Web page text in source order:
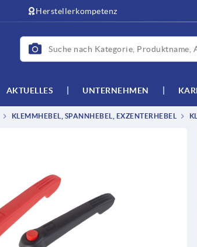
Herstellerkompetenz
AKTUELLES UNTERNEHMEN
KLEMMHEBEL, SPANNHEBEL, EXZENTERHEBEL